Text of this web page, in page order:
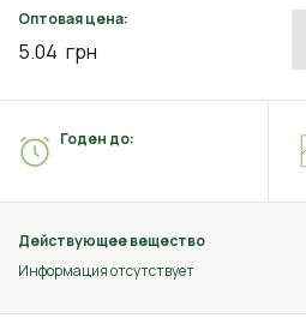
Оптовая цена:
5.04 грн
Действующее вещество
Информация отсутствует
Годен до: